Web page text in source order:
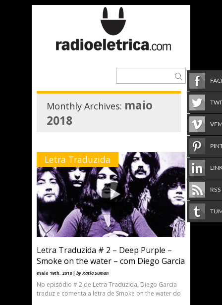
Monthly Archives: maio
2018
Letra Traduzida
Letra Traduzida # 2 – Deep Purple –
Smoke on the water – com Diego Garcia
maio 19th, 2018 | by Katia Suman
No episódio # 2 de Letra Traduzida, Diego Garcia
traduz e comenta a letra de Smoke on the water do
RSS